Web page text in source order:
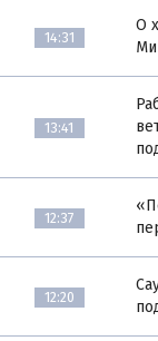
14:31
О
13:41
12:37
12:20